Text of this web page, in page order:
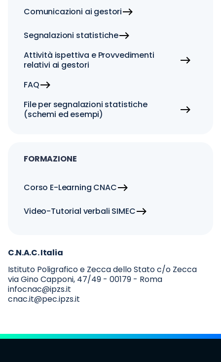
Comunicazioni ai gestori
Segnalazioni statistiche
Attività ispettiva e Provvedimenti
relativi ai gestori
FAQ
File per segnalazioni statistiche
(schemi ed esempi)
FORMAZIONE
Corso E-Learning CNAC
Video-Tutorial verbali SIMEC
C.N.A.C. Italia
Istituto Poligrafico e Zecca dello Stato c/o Zecca
via Gino Capponi, 47/49 - 00179 - Roma
infocnac@ipzs.it
cnac.it@pec.ipzs.it